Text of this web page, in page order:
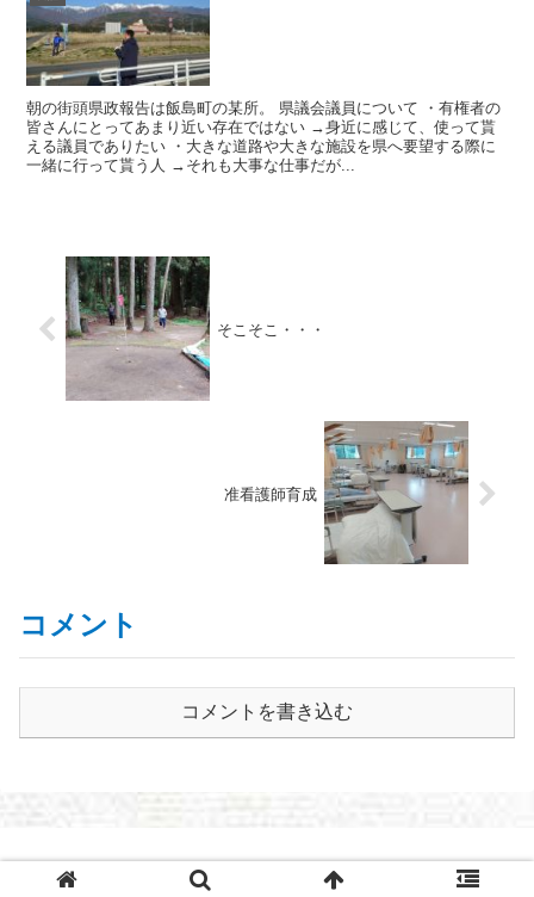
朝の街頭県政報告は飯島町の某所。 県議会議員について ・有権者の
皆さんにとってあまり近い存在ではない →身近に感じて、使って貰
える議員でありたい ・大きな道路や大きな施設を県へ要望する際に
一緒に行って貰う人 →それも大事な仕事だが...
そこそこ・・・
准看護師育成
コメント
コメントを書き込む
© 2021 長野県議会議員 まさやす日記～清水まさやすOFFICIAL